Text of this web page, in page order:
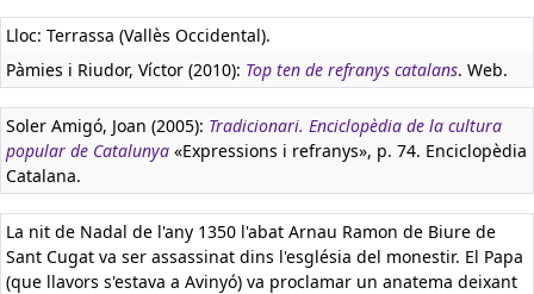
Lloc: Terrassa (Vallès Occidental).
Pàmies i Riudor, Víctor (2010): Top ten de refranys catalans. Web.
Soler Amigó, Joan (2005): Tradicionari. Enciclopèdia de la cultura
popular de Catalunya «Expressions i refranys», p. 74. Enciclopèdia
Catalana.
La nit de Nadal de l'any 1350 l'abat Arnau Ramon de Biure de
Sant Cugat va ser assassinat dins l'església del monestir. El Papa
(que llavors s'estava a Avinyó) va proclamar un anatema deixant